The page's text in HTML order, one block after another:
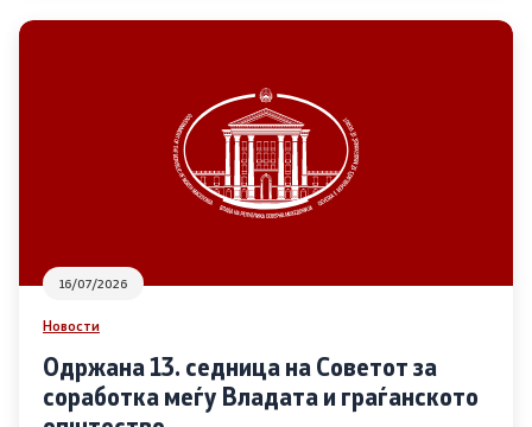
Извештаи
Список на ОЈИ
16/07/2026
Новости
Одржана 13. седница на Советот за
соработка меѓу Владата и граѓанското